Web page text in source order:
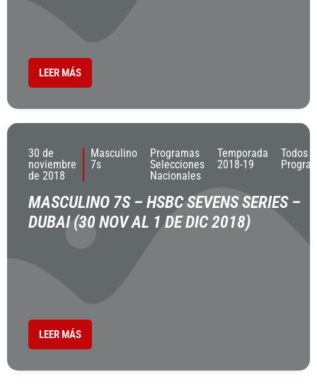
LEER MÁS
30 de
noviembre
de 2018
Masculino
7s
Programas
Selecciones
Nacionales
Temporada
2018-19
Todos
MASCULINO 7S – HSBC SEVENS SERIES –
DUBAI (30 NOV AL 1 DE DIC 2018)
LEER MÁS